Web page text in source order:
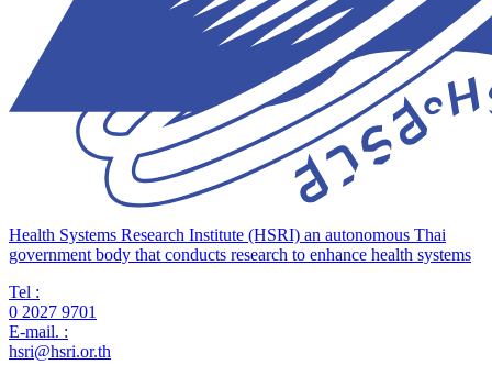
Health Systems Research Institute (HSRI) an autonomous Thai
government body that conducts research to enhance health systems
Tel :
0 2027 9701
E-mail. :
hsri@hsri.or.th